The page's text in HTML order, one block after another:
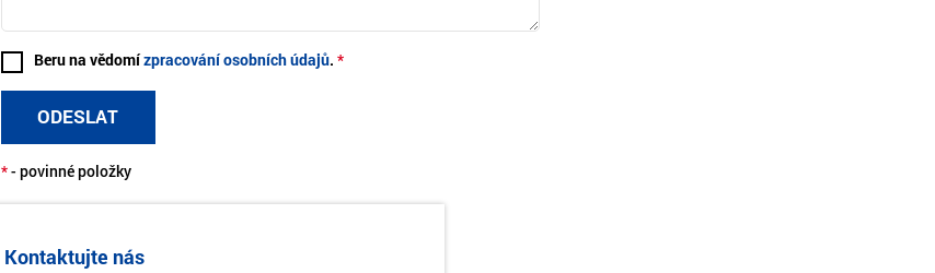
Beru na vědomízpracování osobních údajů.
ODESLAT
*- povinné položky
Kontaktujte nás